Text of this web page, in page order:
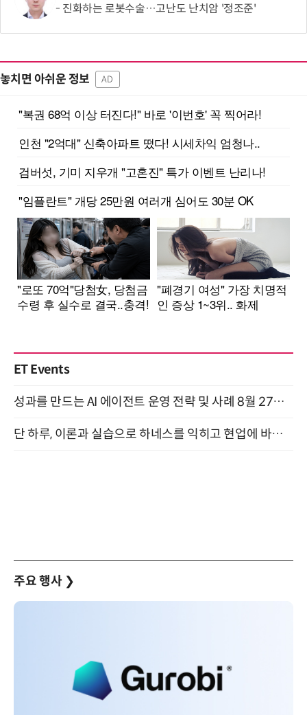
진화하는 로봇수술…고난도 난치암 '정조준'
놓치면 아쉬운 정보 AD
ET Events
성과를 만드는 AI 에이전트 운영 전략 및 사례 8월 27일 개최
단 하루, 이론과 실습으로 하네스를 익히고 현업에 바로 쓰는 핸즈온 워크숍 (8/20)
주요 행사 ❯